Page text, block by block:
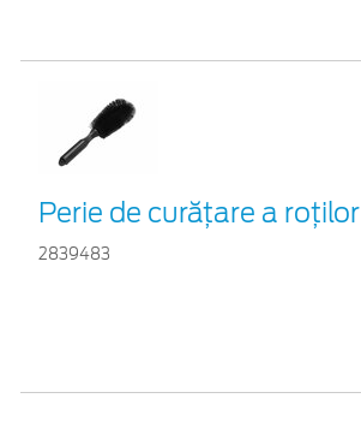
Perie de curățare a roților
2839483